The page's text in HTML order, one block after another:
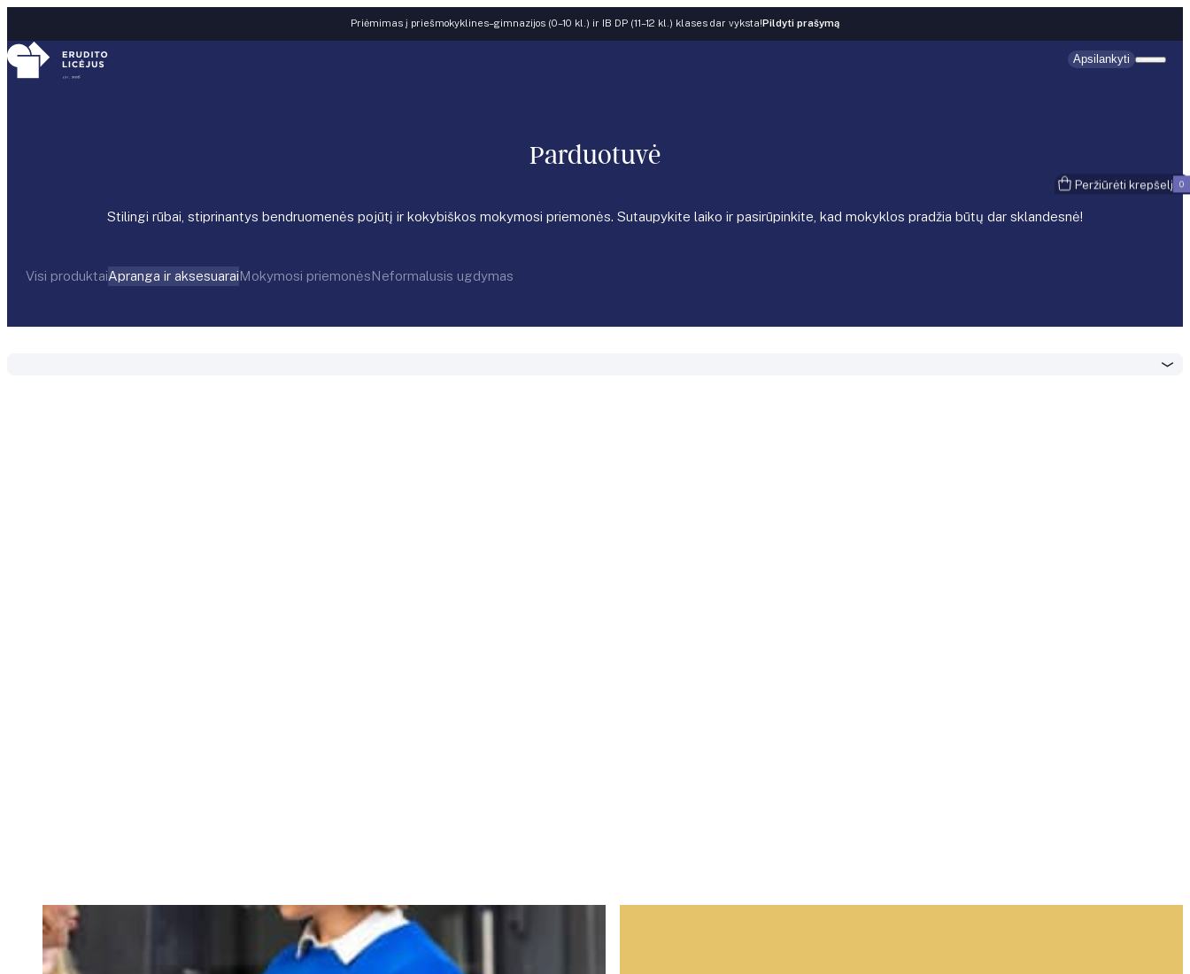
Priėmimas į priešmokyklines–gimnazijos (0–10 kl.) ir IB DP (11–12 kl.) klases dar vyksta!Pildyti prašymą
Apsilankyti
Parduotuvė
Stilingi rūbai, stiprinantys bendruomenės pojūtį ir kokybiškos mokymosi priemonės. Sutaupykite laiko ir pasirūpinkite, kad mokyklos pradžia būtų dar sklandesnė!
Visi produktaiApranga ir aksesuarai Mokymosi priemonės Neformalusis ugdymas
Peržiūrėti krepšelį 0